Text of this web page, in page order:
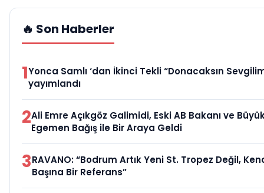
🔥 Son Haberler
1Yonca Samlı ‘dan İkinci Tekli “Donacaksın
yayımlandı
2Ali Emre Açıkgöz Galimidi, Eski AB Bakanı ve
Egemen Bağış ile Bir Araya Geldi
3RAVANO: “Bodrum Artık Yeni St. Tropez Değil,
Başına Bir Referans”